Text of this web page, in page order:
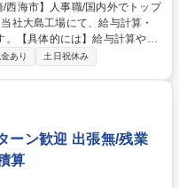
【具体的には】給与計算や社
勤怠データのとりまとめから
す。 【通勤に関して】佐世保
り高速船（約30分）で大島港
ら支給します。大島港から当
日
あり 土日祝休み
ーン歓迎 出張無/残業
算